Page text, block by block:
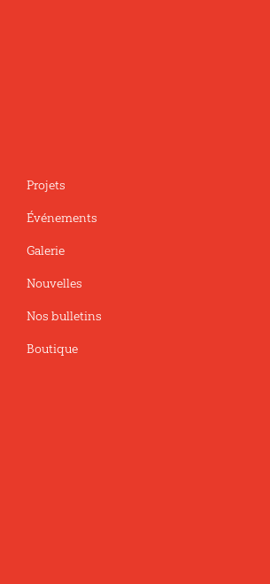
Projets
Événements
Galerie
Nouvelles
Nos bulletins
Boutique